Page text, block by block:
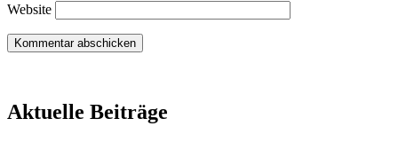
Website
Aktuelle Beiträge